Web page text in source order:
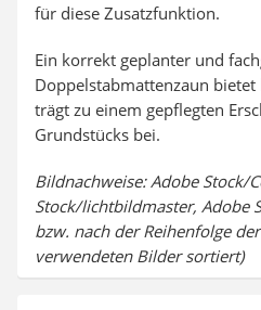
für diese Zusatzfunktion.
Ein korrekt geplanter und
Doppelstabmattenzaun
trägt zu einem gepflegten
Grundstücks bei.
Bildnachweise: Adobe Stock/
Stock/lichtbildmaster, Adobe
bzw. nach der Reihenfolge
verwendeten Bilder sortiert)